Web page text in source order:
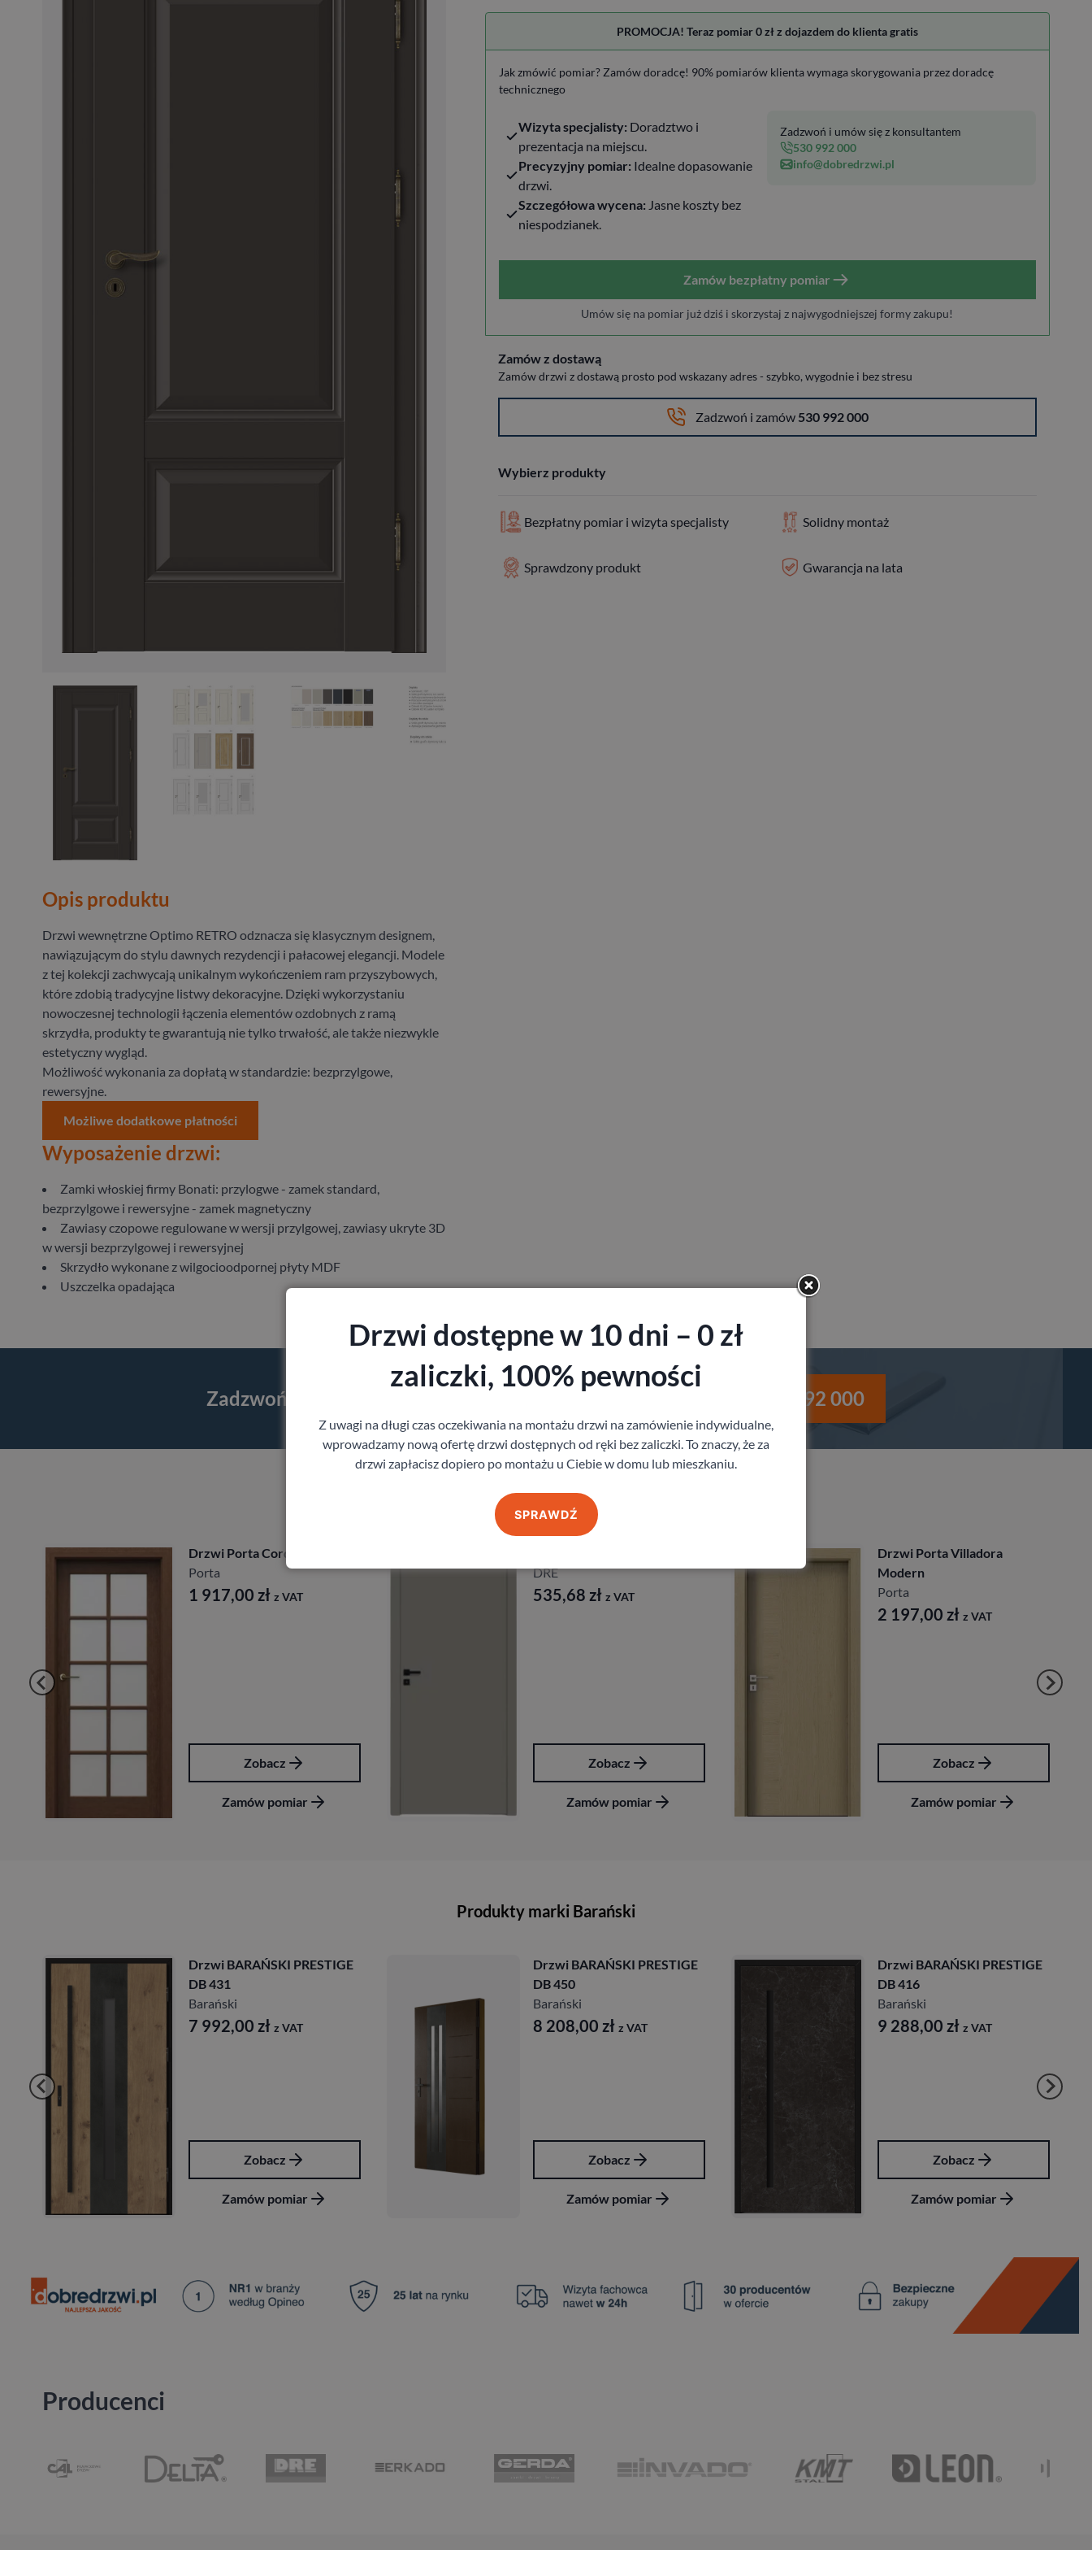
Opis produktu
Drzwi wewnętrzne Optimo RETRO odznacza się klasycznym designem,
nawiązującym do stylu dawnych rezydencji i pałacowej elegancji. Modele
z tej kolekcji zachwycają unikalnym wykończeniem ram przyszybowych,
które zdobią tradycyjne listwy dekoracyjne. Dzięki wykorzystaniu
nowoczesnej technologii łączenia elementów ozdobnych z ramą
skrzydła, produkty te gwarantują nie tylko trwałość, ale także niezwykle
estetyczny wygląd.
Możliwość wykonania za dopłatą w standardzie: bezprzylgowe,
rewersyjne.
Możliwe dodatkowe płatności
Wyposażenie drzwi:
Zamki włoskiej firmy Bonati: przylogwe - zamek standard,
bezprzylgowe i rewersyjne - zamek magnetyczny
Zawiasy czopowe regulowane w wersji przylgowej, zawiasy ukryte 3D
w wersji bezprzylgowej i rewersyjnej
Skrzydło wykonane z wilgocioodpornej płyty MDF
Uszczelka opadająca
PROMOCJA! Teraz pomiar 0 zł z dojazdem do klienta gratis
Jak zmówić pomiar? Zamów doradcę! 90% pomiarów klienta wymaga skorygowania przez doradcę
technicznego
Wizyta specjalisty: Doradztwo i
prezentacja na miejscu.
Precyzyjny pomiar: Idealne dopasowanie
drzwi.
Szczegółowa wycena: Jasne koszty bez
niespodzianek.
Zadzwoń i umów się z konsultantem
530 992 000
info@dobredrzwi.pl
Zamów bezpłatny pomiar
Umów się na pomiar już dziś i skorzystaj z najwygodniejszej formy zakupu!
Zamów z dostawą
Zamów drzwi z dostawą prosto pod wskazany adres - szybko, wygodnie i bez stresu
Zadzwoń i zamów 530 992 000
Wybierz produkty
Bezpłatny pomiar i wizyta specjalisty Solidny montaż
Sprawdzony produkt Gwarancja na lata
Zadzwoń i skorzystaj z pomocy Doradcy przy wyborze drzwi 530 992 000
Produkty z kategorii Drzwi wewnętrzne
Drzwi Porta Cordoba
Porta
1 917,00 zł z VAT
Zobacz
Zamów pomiar
DRE
535,68 zł z VAT
Zobacz
Zamów pomiar
Drzwi Porta Villadora
Modern
Porta
2 197,00 zł z VAT
Zobacz
Zamów pomiar
Produkty marki Barański
Drzwi BARAŃSKI PRESTIGE
DB 431
Barański
7 992,00 zł z VAT
Zobacz
Zamów pomiar
Drzwi BARAŃSKI PRESTIGE
DB 450
Barański
8 208,00 zł z VAT
Zobacz
Zamów pomiar
Drzwi BARAŃSKI PRESTIGE
DB 416
Barański
9 288,00 zł z VAT
Zobacz
Zamów pomiar
Producenci
Drzwi dostępne w 10 dni – 0 zł
zaliczki, 100% pewności
Z uwagi na długi czas oczekiwania na montażu drzwi na zamówienie indywidualne,
wprowadzamy nową ofertę drzwi dostępnych od ręki bez zaliczki. To znaczy, że za
drzwi zapłacisz dopiero po montażu u Ciebie w domu lub mieszkaniu.
SPRAWDŹ